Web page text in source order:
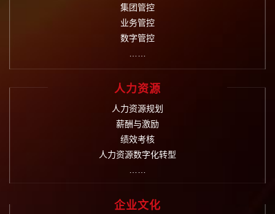
集团管控
业务管控
数字管控
……
人力资源
人力资源规划
薪酬与激励
绩效考核
人力资源数字化转型
……
企业文化